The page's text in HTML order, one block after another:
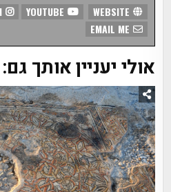
INSTAGRAM
אולי יעניין אותך גם: